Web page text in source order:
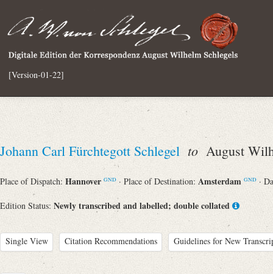
[Version-01-22]
Johann Carl Fürchtegott Schlegel toAugust
Place of Dispatch: Hannover GND · Place of Destination: Amsterdam GND ·
Edition Status: Newly transcribed and labelled; double collated
Single View Citation Recommendations Guidelines for New